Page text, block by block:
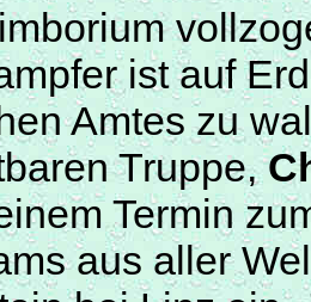
ist auf
Amtes zu
Truppe,
Termin
aus aller